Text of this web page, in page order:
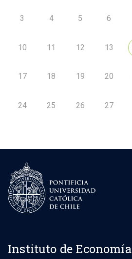
3 4 5 6
10 11 12 13
17 18 19 20
24 25 26 27
Instituto de Economía